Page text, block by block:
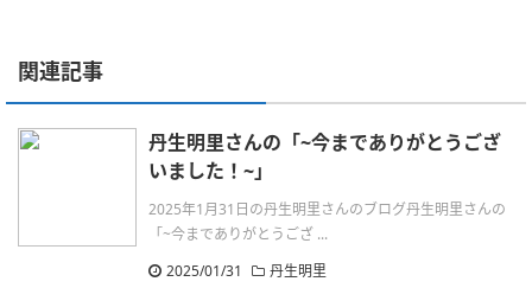
関連記事
丹生明里さんの「~今までありがとうござ
いました！~」
2025年1月31日の丹生明里さんのブログ丹生明里さんの
「~今までありがとうござ ...
2025/01/31
丹生明里